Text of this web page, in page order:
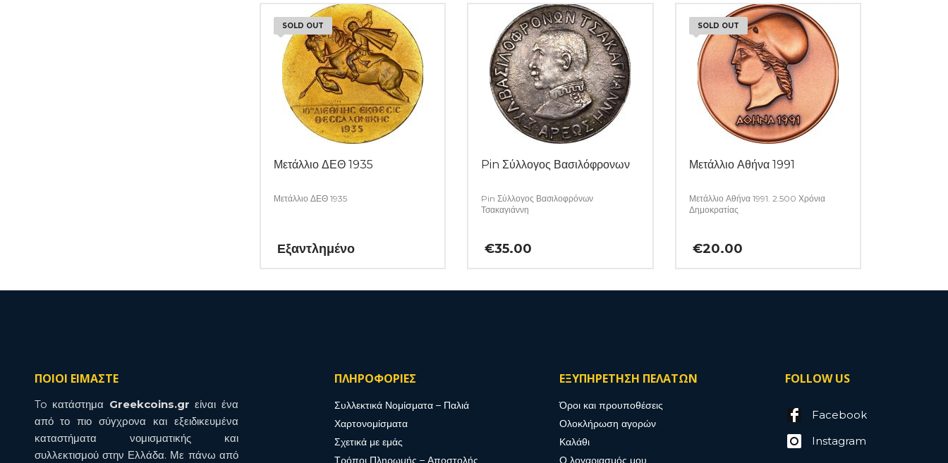
SOLD OUT
Μετάλλιο ΔΕΘ 1935
Μετάλλιο ΔΕΘ 1935
Εξαντλημένο
Pin Σύλλογος Βασιλόφρονων
Pin Σύλλογος Βασιλοφρόνων
Τσακαγιάννη
€35.00
SOLD OUT
Μετάλλιο Αθήνα 1991
Μετάλλιο Αθήνα 1991. 2.500 Χρόνια
Δημοκρατίας
€20.00
ΠΟΙΟΙ ΕΙΜΑΣΤΕ
To κατάστημα Greekcoins.gr είναι ένα
από το πιο σύγχρονα και εξειδικευμένα
καταστήματα νομισματικής και
συλλεκτισμού στην Ελλάδα. Με πάνω από
ΠΛΗΡΟΦΟΡΙΕΣ
Συλλεκτικά Νομίσματα – Παλιά
Χαρτονομίσματα
Σχετικά με εμάς
ΕΞΥΠΗΡΕΤΗΣΗ ΠΕΛΑΤΩΝ
Όροι και προυποθέσεις
Ολοκλήρωση αγορών
Καλάθι
FOLLOW US
Facebook
Instagram